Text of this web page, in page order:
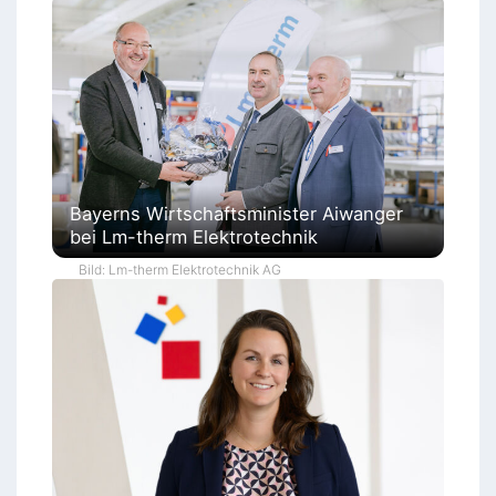
Bayerns Wirtschaftsminister Aiwanger
bei Lm-therm Elektrotechnik
Bild: Lm-therm Elektrotechnik AG